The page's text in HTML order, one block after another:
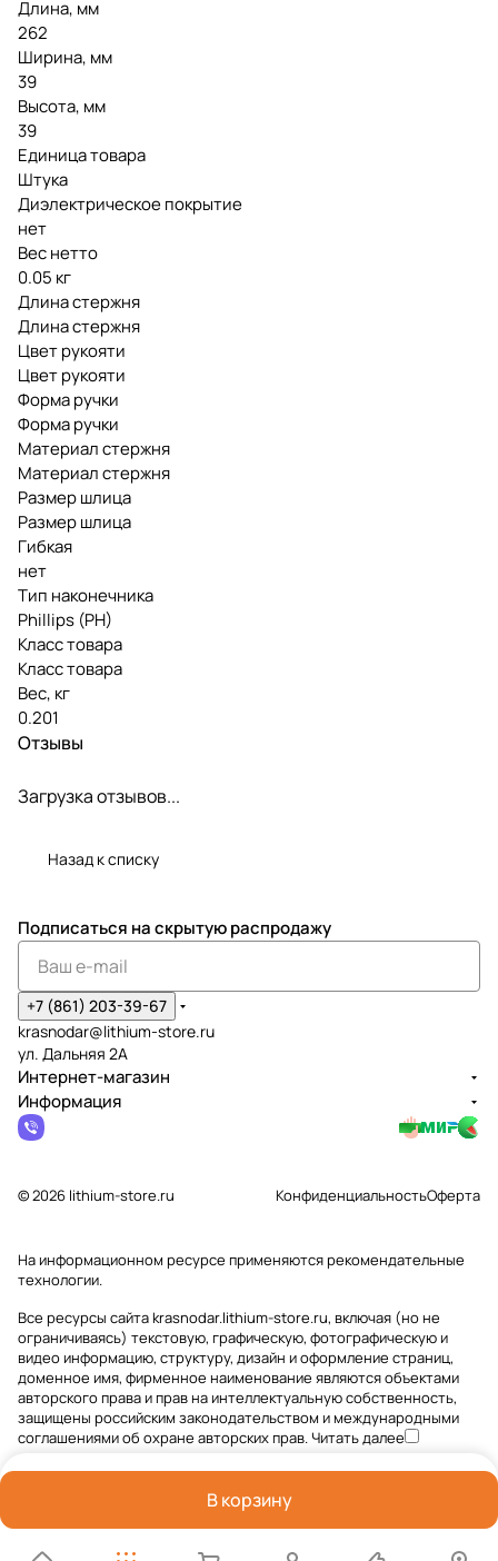
Длина, мм
262
Ширина, мм
39
Высота, мм
39
Единица товара
Штука
Диэлектрическое покрытие
нет
Вес нетто
0.05 кг
Длина стержня
Длина стержня
Цвет рукояти
Цвет рукояти
Форма ручки
Форма ручки
Материал стержня
Материал стержня
Размер шлица
Размер шлица
Гибкая
нет
Тип наконечника
Phillips (PH)
Класс товара
Класс товара
Вес, кг
0.201
Отзывы
Загрузка отзывов...
Назад к списку
В корзину
Подписаться на скрытую распродажу
+7 (861) 203-39-67
krasnodar@lithium-store.ru
ул. Дальняя 2А
Интернет-магазин
Информация
© 2026 lithium-store.ru КонфиденциальностьОферта
На информационном ресурсе применяютсярекомендательные
технологии.
Все ресурсы сайта krasnodar.lithium-store.ru, включая (но не
ограничиваясь) текстовую, графическую, фотографическую и
видео информацию, структуру, дизайн и оформление страниц,
доменное имя, фирменное наименование являются объектами
авторского права и прав на интеллектуальную собственность,
защищены российским законодательством и международными
соглашениями об охране авторских прав.Читать далее